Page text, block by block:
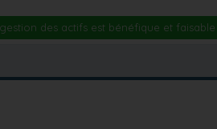
des actifs est bénéfique et